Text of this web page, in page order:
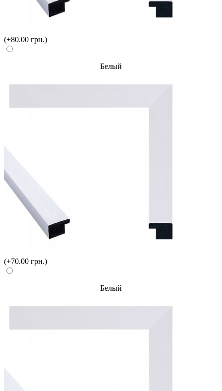
(+80.00 грн.)
Белый
(+70.00 грн.)
Белый